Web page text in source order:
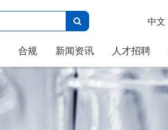
中文
合规 新闻资讯 人才招聘